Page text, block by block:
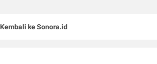
Kembali ke Sonora.id